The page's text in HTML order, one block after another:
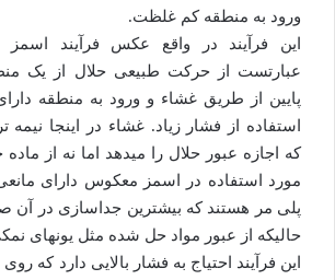
ورود به منطقه کم غلظت.
این فرآیند در واقع عکس فرآیند
عبارتست از حرکت طبیعی حلال از یک
پایین از طریق غشاء و ورود به منطقه
استفاده از فشار زیاد. غشاء در اینجا نیمه
که اجازه عبور حلال را میدهد اما نه از
مورد استفاده در اسمز معکوس دارای
پلی مر هستند که بیشترین جداسازی در آن
حالیکه از عبور مواد حل شده مثل یونهای
این فرآیند احتیاج به فشار بالایی دارد که